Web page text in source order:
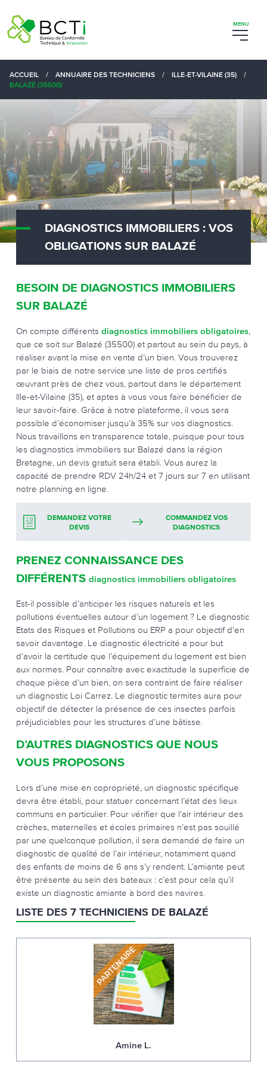
ACCUEIL / ANNUAIRE DES TECHNICIENS / ILLE-ET-VILAINE (35)
/
BALAZÉ (35500)
DIAGNOSTICS IMMOBILIERS : VOS
OBLIGATIONS SUR BALAZÉ
BESOIN DE DIAGNOSTICS IMMOBILIERS
SUR BALAZÉ
On compte différents diagnostics immobiliers obligatoires,
que ce soit sur Balazé (35500) et partout au sein du pays, à
réaliser avant la mise en vente d’un bien. Vous trouverez
par le biais de notre service une liste de pros certifiés
œuvrant près de chez vous, partout dans le département
Ille-et-Vilaine (35), et aptes à vous vous faire bénéficier de
leur savoir-faire. Grâce à notre plateforme, il vous sera
possible d’économiser jusqu’à 35% sur vos diagnostics.
Nous travaillons en transparence totale, puisque pour tous
les diagnostics immobiliers sur Balazé dans la région
Bretagne, un devis gratuit sera établi. Vous aurez la
capacité de prendre RDV 24h/24 et 7 jours sur 7 en utilisant
notre planning en ligne.
DEMANDEZ VOTRE
DEVIS
COMMANDEZ VOS
DIAGNOSTICS
PRENEZ CONNAISSANCE DES
DIFFÉRENTS diagnostics immobiliers obligatoires
Est-il possible d’anticiper les risques naturels et les
pollutions éventuelles autour d’un logement ? Le diagnostic
Etats des Risques et Pollutions ou ERP a pour objectif d’en
savoir davantage. Le diagnostic électricité a pour but
d’avoir la certitude que l’équipement du logement est bien
aux normes. Pour connaître avec exactitude la superficie de
chaque pièce d’un bien, on sera contraint de faire réaliser
un diagnostic Loi Carrez. Le diagnostic termites aura pour
objectif de détecter la présence de ces insectes parfois
préjudiciables pour les structures d’une bâtisse.
D’AUTRES DIAGNOSTICS QUE NOUS
VOUS PROPOSONS
Lors d’une mise en copropriété, un diagnostic spécifique
devra être établi, pour statuer concernant l’état des lieux
communs en particulier. Pour vérifier que l’air intérieur des
crèches, maternelles et écoles primaires n’est pas souillé
par une quelconque pollution, il sera demandé de faire un
diagnostic de qualité de l’air intérieur, notamment quand
des enfants de moins de 6 ans s’y rendent. L’amiante peut
être présente au sein des bateaux : c’est pour cela qu’il
existe un diagnostic amiante à bord des navires.
LISTE DES 7 TECHNICIENS DE BALAZÉ
Amine L.